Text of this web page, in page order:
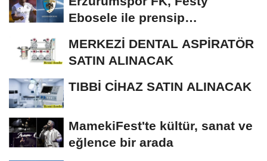
Ebosele ile prensip
anlaşmasına vardı
MERKEZİ DENTAL ASPİRATÖR
SATIN ALINACAK
TIBBİ CİHAZ SATIN ALINACAK
MamekiFest'te kültür, sanat ve
eğlence bir arada